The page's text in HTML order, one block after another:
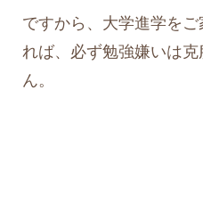
ですから、大学進学を
れば、必ず勉強嫌いは
ん。